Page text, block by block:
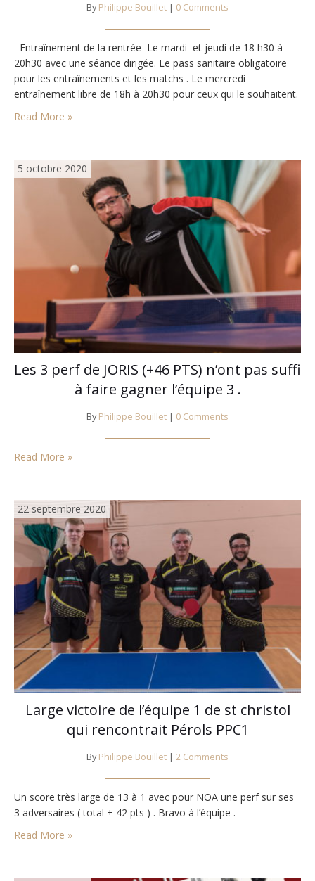
By Philippe Bouillet | 0 Comments
Entraînement de la rentrée Le mardi et jeudi de 18 h30 à
20h30 avec une séance dirigée. Le pass sanitaire obligatoire
pour les entraînements et les matchs . Le mercredi
entraînement libre de 18h à 20h30 pour ceux qui le souhaitent.
Read More »
5 octobre 2020
Les 3 perf de JORIS (+46 PTS) n’ont pas suffi
à faire gagner l’équipe 3 .
By Philippe Bouillet | 0 Comments
Read More »
22 septembre 2020
Large victoire de l’équipe 1 de st christol
qui rencontrait Pérols PPC1
By Philippe Bouillet | 2 Comments
Un score très large de 13 à 1 avec pour NOA une perf sur ses
3 adversaires ( total + 42 pts ) . Bravo à l’équipe .
Read More »